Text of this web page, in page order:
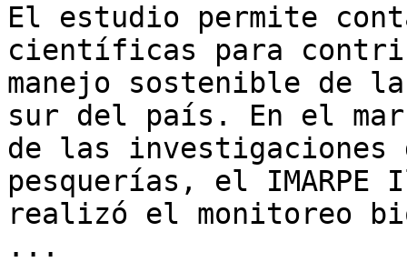
El estudio permite
científicas para
manejo sostenible de
sur del país. En el
de las investigaciones
pesquerías, el IMARPE
realizó el monitoreo